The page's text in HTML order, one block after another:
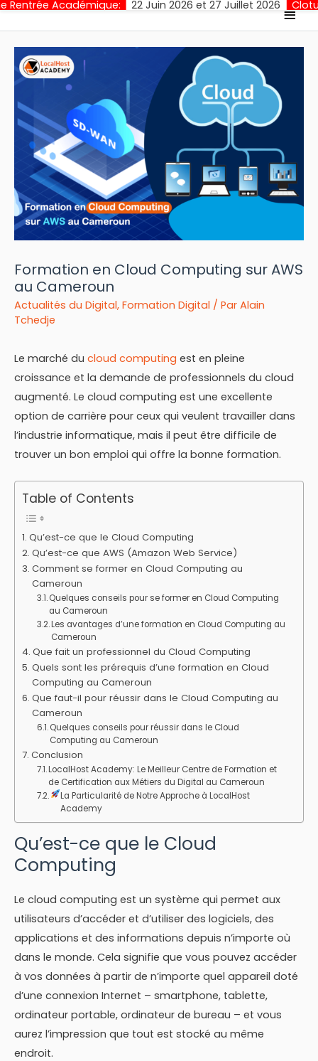
22 Juin 2026 et 27 Juillet 2026 Cloture des
Formation en Cloud Computing sur AWS
au Cameroun
Actualités du Digital, Formation Digital / Par Alain
Tchedje
Le marché du cloud computing est en pleine
croissance et la demande de professionnels du cloud
augmenté. Le cloud computing est une excellente
option de carrière pour ceux qui veulent travailler dans
l’industrie informatique, mais il peut être difficile de
trouver un bon emploi qui offre la bonne formation.
Table of Contents
Qu’est-ce que le Cloud Computing
Qu’est-ce que AWS (Amazon Web Service)
Comment se former en Cloud Computing au
Cameroun
Quelques conseils pour se former en Cloud Computing
au Cameroun
Les avantages d’une formation en Cloud Computing au
Cameroun
Que fait un professionnel du Cloud Computing
Quels sont les prérequis d’une formation en Cloud
Computing au Cameroun
Que faut-il pour réussir dans le Cloud Computing au
Cameroun
Quelques conseils pour réussir dans le Cloud
Computing au Cameroun
Conclusion
LocalHost Academy: Le Meilleur Centre de Formation et
de Certification aux Métiers du Digital au Cameroun
La Particularité de Notre Approche à LocalHost
Academy
Qu’est-ce que le Cloud
Computing
Le cloud computing est un système qui permet aux
utilisateurs d’accéder et d’utiliser des logiciels, des
applications et des informations depuis n’importe où
dans le monde. Cela signifie que vous pouvez accéder
à vos données à partir de n’importe quel appareil doté
d’une connexion Internet – smartphone, tablette,
ordinateur portable, ordinateur de bureau – et vous
aurez l’impression que tout est stocké au même
endroit.